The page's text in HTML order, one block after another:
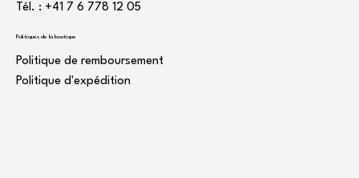
Tél. : +41 7 6 778 12 05
Politiques de la boutique
Politique de remboursement
Politique d'expédition